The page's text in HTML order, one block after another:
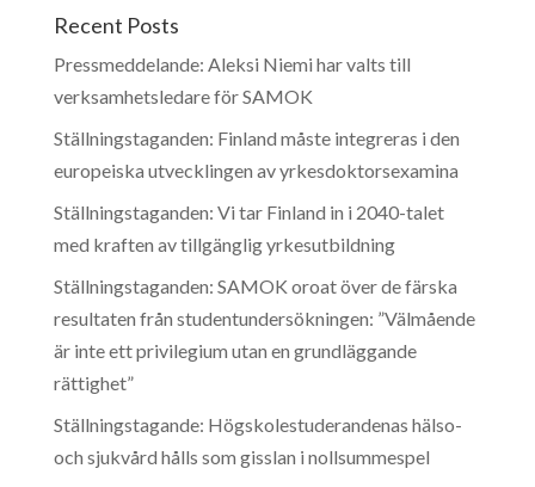
Recent Posts
Pressmeddelande: Aleksi Niemi har valts till
verksamhetsledare för SAMOK
Ställningstaganden: Finland måste integreras i den
europeiska utvecklingen av yrkesdoktorsexamina
Ställningstaganden: Vi tar Finland in i 2040-talet
med kraften av tillgänglig yrkesutbildning
Ställningstaganden: SAMOK oroat över de färska
resultaten från studentundersökningen: ”Välmående
är inte ett privilegium utan en grundläggande
rättighet”
Ställningstagande: Högskolestuderandenas hälso-
och sjukvård hålls som gisslan i nollsummespel